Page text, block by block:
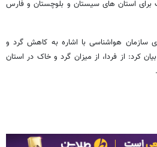
برای استان های سیستان و بلوچستان و فارس
سازمان هواشناسی با اشاره به کاهش گرد و
کرد: از فردا، از میزان گرد و خاک در استان